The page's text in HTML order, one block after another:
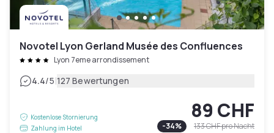
Novotel Lyon Gerland Musée des Confluences
Lyon 7eme arrondissement
4.4/5|127 Bewertungen
Kostenlose Stornierung
Zahlung im Hotel
89 CHF
-34% 133 CHFpro Nacht